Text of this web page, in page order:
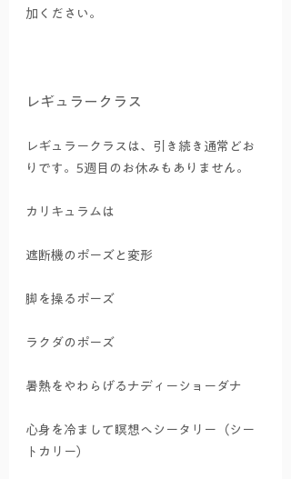
加ください。
レギュラークラス
レギュラークラスは、引き続き通常どお
りです。5週目のお休みもありません。
カリキュラムは
遮断機のポーズと変形
脚を操るポーズ
ラクダのポーズ
暑熱をやわらげるナディーショーダナ
心身を冷まして瞑想へシータリー（シー
トカリー）